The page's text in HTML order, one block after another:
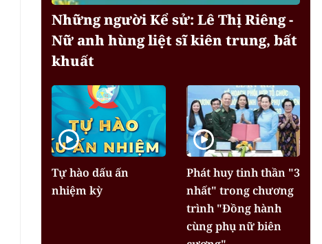
Những người Kể sử: Lê Thị Riêng -
Nữ anh hùng liệt sĩ kiên trung, bất
khuất
Tự hào dấu ấn
nhiệm kỳ
Phát huy tinh thần "3
nhất" trong chương
trình "Đồng hành
cùng phụ nữ biên